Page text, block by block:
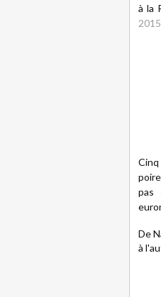
à la
2015
pas
De
à